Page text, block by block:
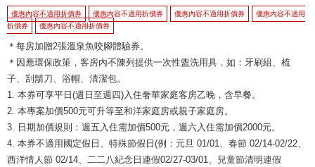
優惠內容不適用折價券 優惠內容不適用折價券 優惠內容不適用折價券
優惠內容不適用
折價券
優惠內容不適用折價券
＊每房加贈2張溫泉魚咬腳體驗券。
＊因應環保政策，客房內不陳列提供一次性盥洗用具，如：牙刷組、梳
子、刮鬍刀、浴帽、清潔包。
1. 本券可享平日(週日至週四)入住奢華家庭客房乙晚，含早餐。
2. 本專案加價500元可升等至和洋家庭房或親子家庭房。
3. 日期加價規則：週五入住需加價500元，週六入住需加價2000元。
4. 本券不適用國定假日、特殊節假日(例：元旦 01/01、春節 02/14-02/22、
西洋情人節 02/14、二二八紀念日連假02/27-03/01、兒童節清明連假